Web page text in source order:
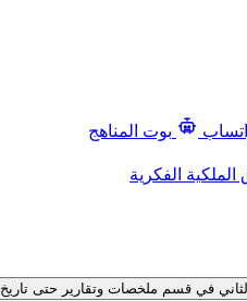
بوت المناهج
الفكرية
ملخصات وتقارير حتى تاريخ 06-08-2026